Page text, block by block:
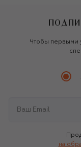
Чтобы первыми
на